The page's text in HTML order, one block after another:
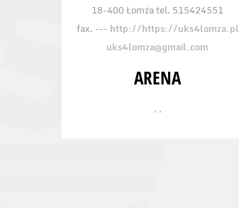
18-400 Łomża tel. 515424551
fax. --- http://https://uks4lomza.pl
uks4lomza@gmail.com
ARENA
, ,